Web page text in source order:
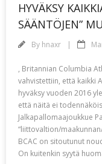
HYVÄKSY
SÄÄNTÖJEN”
By hnaxr
, Britannian Columbia
vahvistettiin, että kaikki
hyväksy vuoden 2016
että näitä ei
Jalkapallomaajoukkue
“liittovaltion/
BCAC on sitoutunut
On kuitenkin syytä